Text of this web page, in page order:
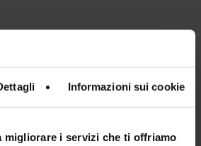
Informazioni sui cookie
migliorare i servizi che ti offriamo